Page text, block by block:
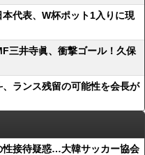
代表、W杯ポット1入りに現
三井寺眞、衝撃ゴール！久保
ランス残留の可能性を会長が
接待疑惑…大韓サッカー協会